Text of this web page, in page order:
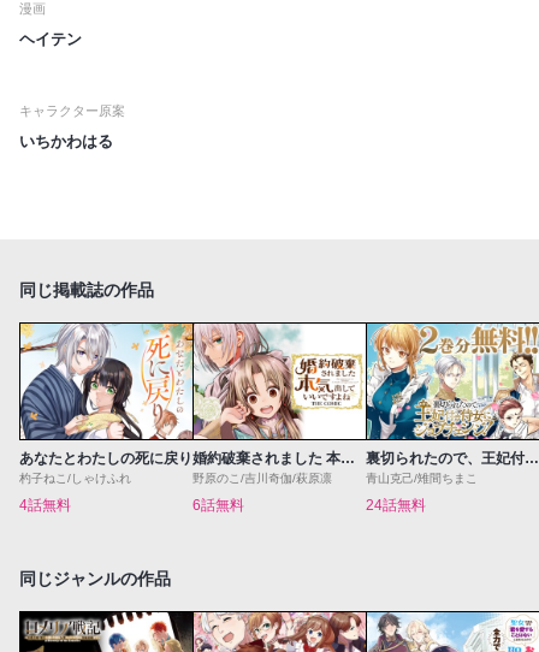
漫画
ヘイテン
キャラクター原案
いちかわはる
同じ掲載誌の作品
あなたとわたしの死に戻り
杓子ねこ/しゃけふれ
4話無料
婚約破棄されました 本気出していいですよね THE COMIC
野原のこ/吉川奇伽/萩原凛
6話無料
裏切られたので、王妃付き侍女にジョブチェンジ！
青山克己/雉間ちまこ
24話無料
同じジャンルの作品